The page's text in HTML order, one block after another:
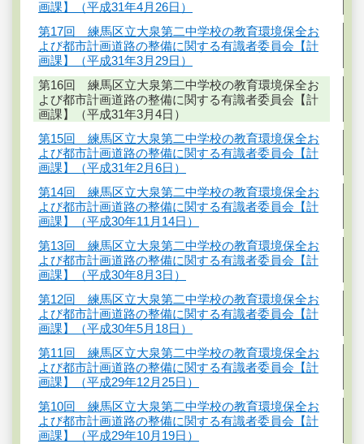
画課】（平成31年4月26日）
第17回 練馬区立大泉第二中学校の教育環境保全お
よび都市計画道路の整備に関する有識者委員会【計
画課】（平成31年3月29日）
第16回 練馬区立大泉第二中学校の教育環境保全お
よび都市計画道路の整備に関する有識者委員会【計
画課】（平成31年3月4日）
第15回 練馬区立大泉第二中学校の教育環境保全お
よび都市計画道路の整備に関する有識者委員会【計
画課】（平成31年2月6日）
第14回 練馬区立大泉第二中学校の教育環境保全お
よび都市計画道路の整備に関する有識者委員会【計
画課】（平成30年11月14日）
第13回 練馬区立大泉第二中学校の教育環境保全お
よび都市計画道路の整備に関する有識者委員会【計
画課】（平成30年8月3日）
第12回 練馬区立大泉第二中学校の教育環境保全お
よび都市計画道路の整備に関する有識者委員会【計
画課】（平成30年5月18日）
第11回 練馬区立大泉第二中学校の教育環境保全お
よび都市計画道路の整備に関する有識者委員会【計
画課】（平成29年12月25日）
第10回 練馬区立大泉第二中学校の教育環境保全お
よび都市計画道路の整備に関する有識者委員会【計
画課】（平成29年10月19日）